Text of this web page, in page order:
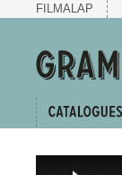
FILMALAP